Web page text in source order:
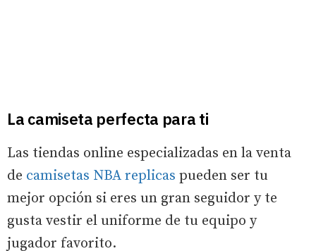
La camiseta perfecta para ti
Las tiendas online especializadas en la venta
de camisetas NBA replicas pueden ser tu
mejor opción si eres un gran seguidor y te
gusta vestir el uniforme de tu equipo y
jugador favorito.